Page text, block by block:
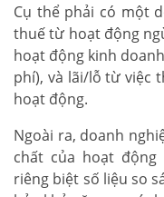
Cụ thể phải có một
thuế từ hoạt động
hoạt động kinh
phí), và lãi/lỗ từ việc
hoạt động.
Ngoài ra, doanh
chất của hoạt
riêng biệt số liệu so